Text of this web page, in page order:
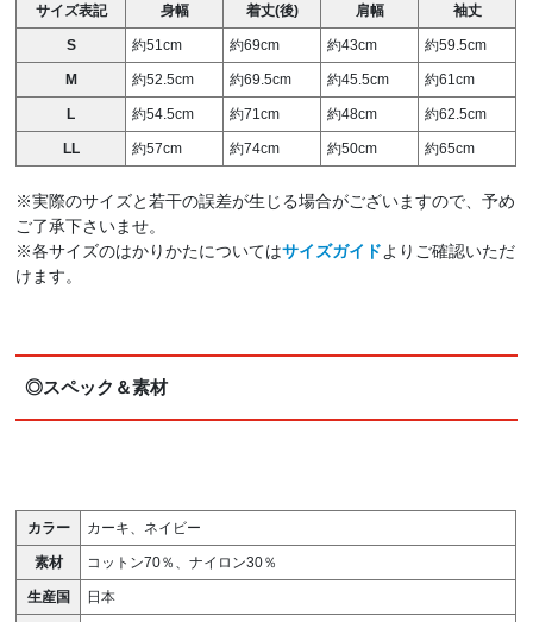
サイズ表記 身幅 着丈(後) 肩幅 袖丈
S 約51cm 約69cm 約43cm 約59.5cm
M 約52.5cm 約69.5cm 約45.5cm 約61cm
L 約54.5cm 約71cm 約48cm 約62.5cm
LL 約57cm 約74cm 約50cm 約65cm
※実際のサイズと若干の誤差が生じる場合がございますので、予め
ご了承下さいませ。
※各サイズのはかりかたについてはサイズガイドよりご確認いただ
けます。
◎スペック＆素材
カラー カーキ、ネイビー
素材 コットン70％、ナイロン30％
生産国 日本